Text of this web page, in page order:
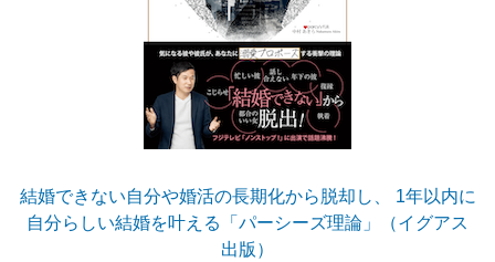
結婚できない自分や婚活の長期化から脱却し、 1年以内に
自分らしい結婚を叶える「パーシーズ理論」（イグアス
出版）